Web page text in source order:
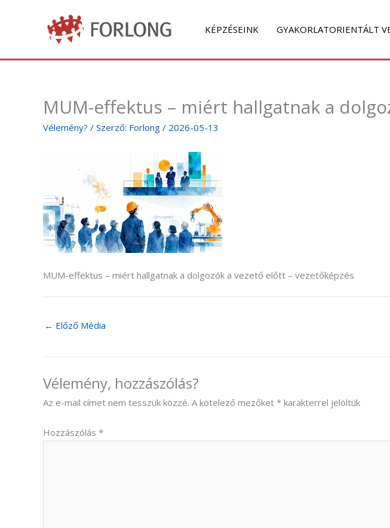
KÉPZÉSEINK GYAKORLATORIENTÁLT
MUM-effektus – miért hallgatnak a
Vélemény? / Szerző: Forlong / 2026-05-13
MUM-effektus – miért hallgatnak a dolgozók a vezető előtt – vezetőképzés
← Előző Média
Vélemény, hozzászólás?
Az e-mail címet nem tesszük közzé. A kötelező mezőket * karakterrel jelöltük
Hozzászólás *